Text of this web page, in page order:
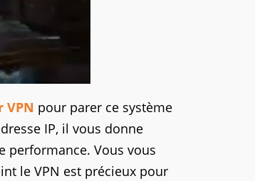
pour parer ce système
IP, il vous donne
performance. Vous vous
le VPN est précieux pour